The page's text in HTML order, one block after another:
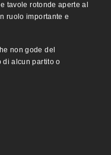
tavole rotonde aperte al
ruolo importante e
non gode del
di alcun partito o